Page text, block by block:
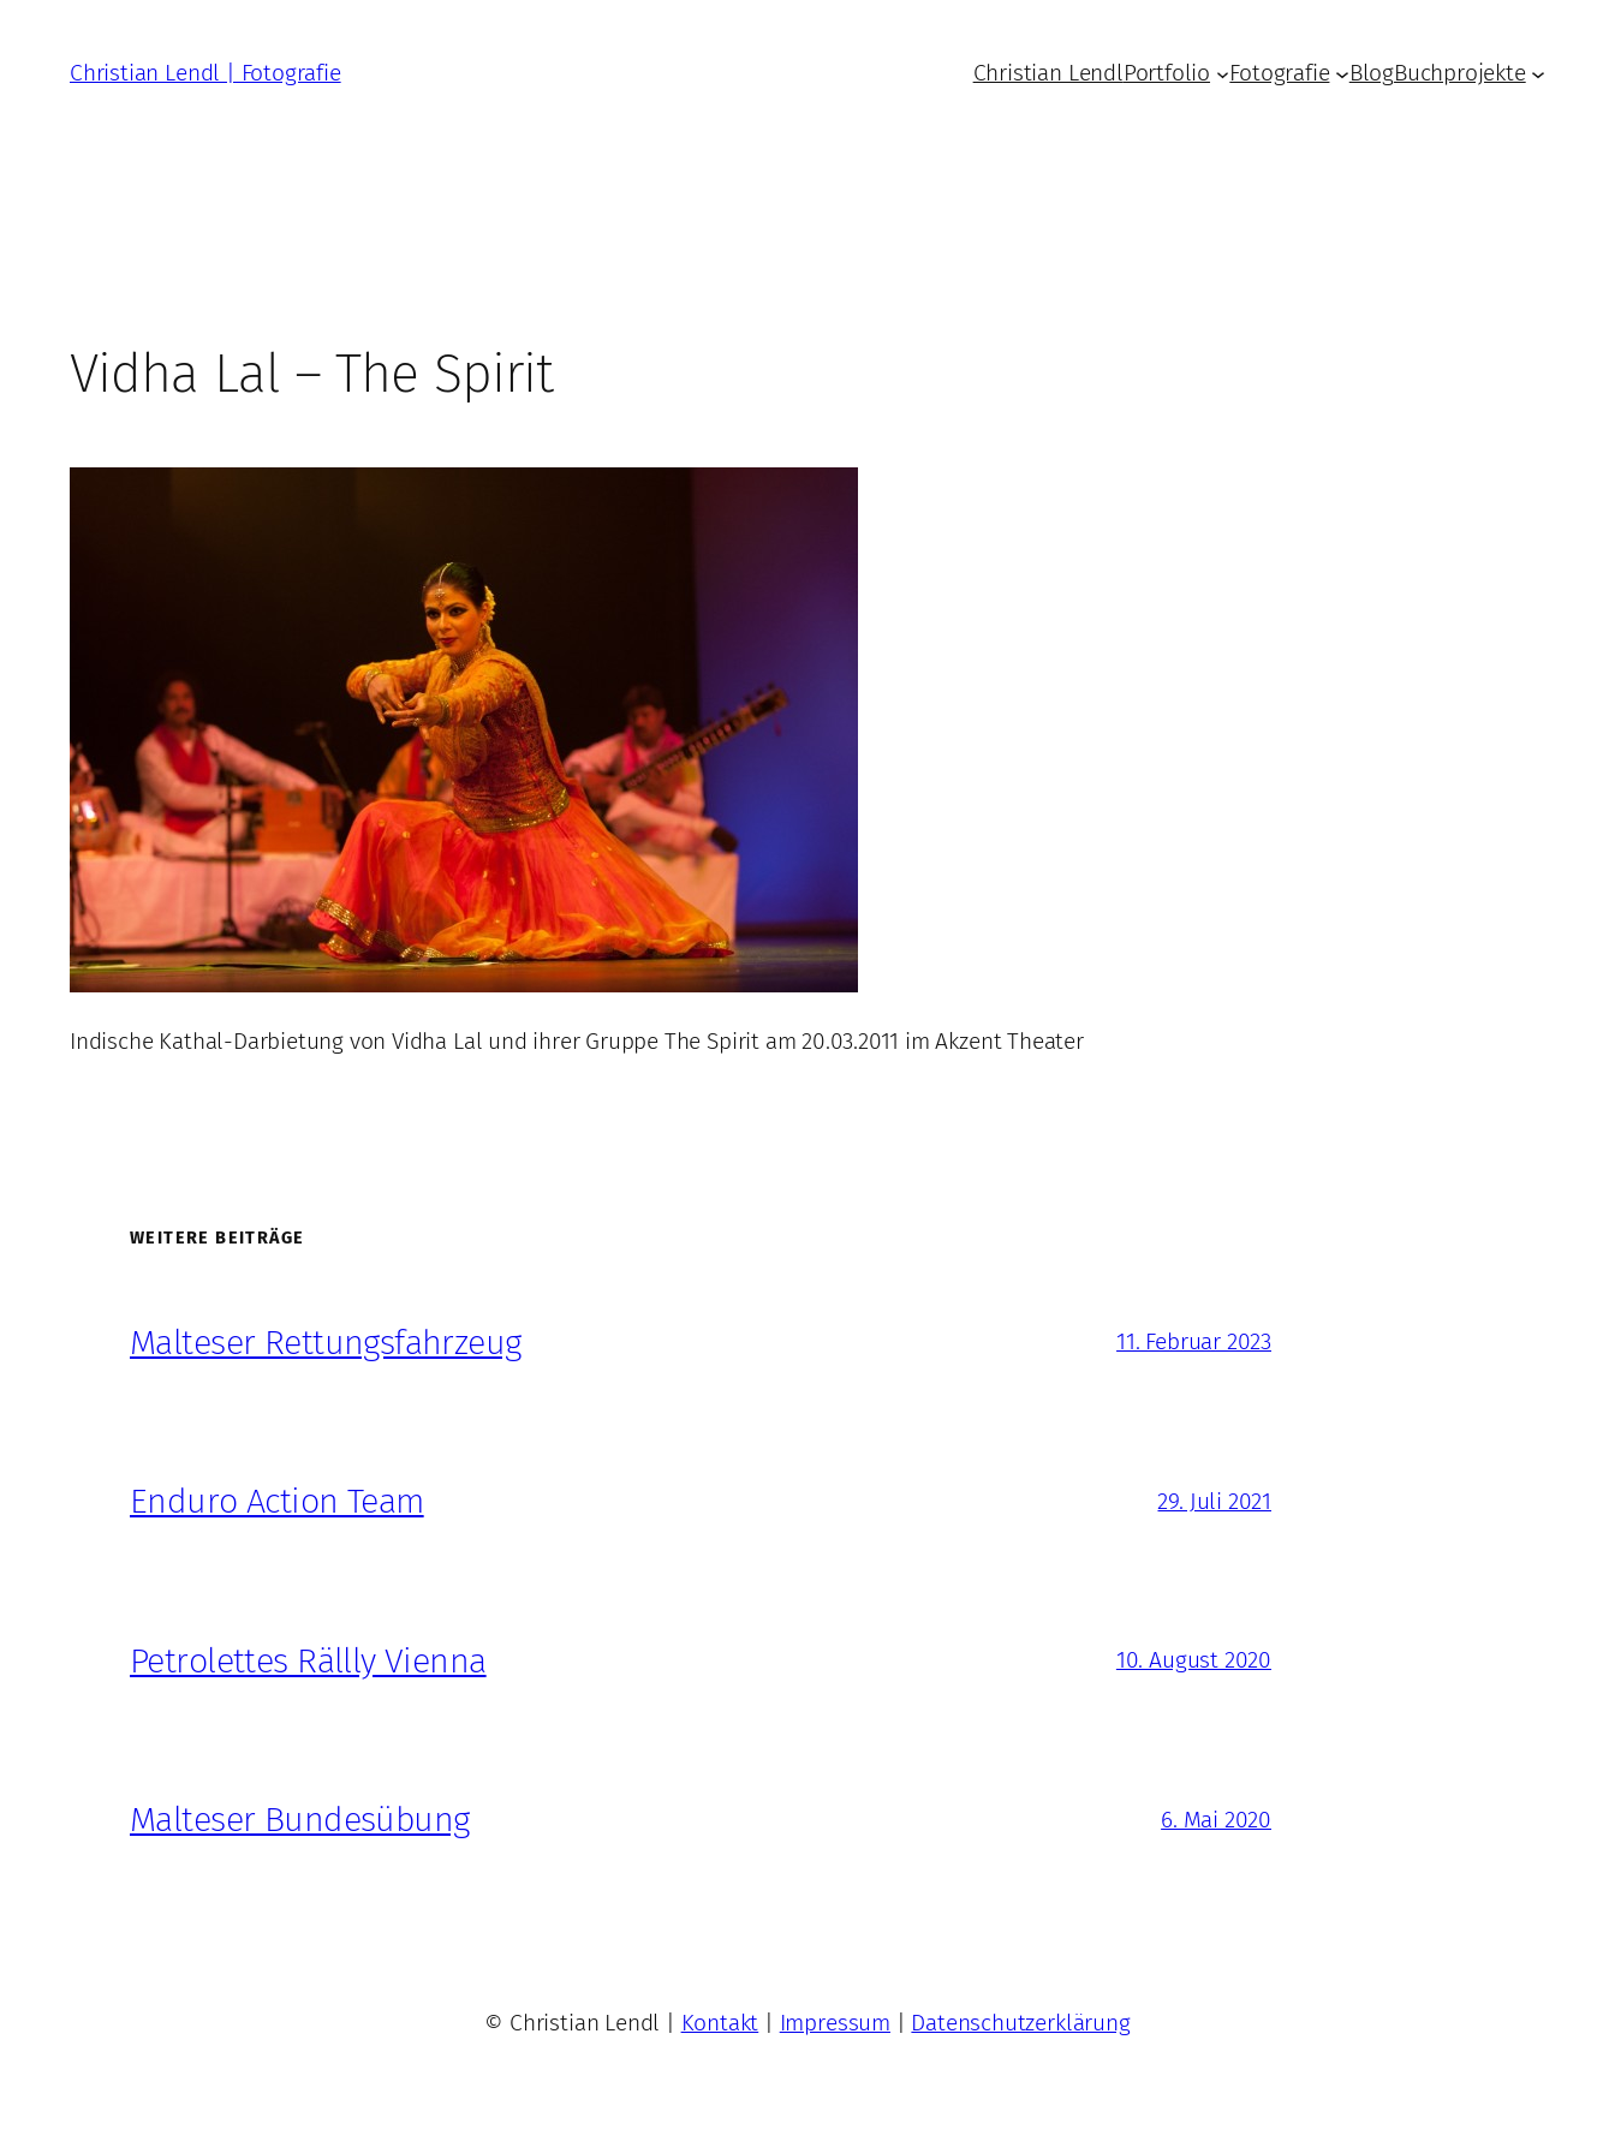
springen
Christian Lendl | Fotografie Christian LendlPortfolio Fotografie BlogBuchprojekte
Vidha Lal – The Spirit
Indische Kathal-Darbietung von Vidha Lal und ihrer Gruppe The Spirit am 20.03.2011 im Akzent Theater
WEITERE BEITRÄGE
Malteser Rettungsfahrzeug 11. Februar 2023
Enduro Action Team 29. Juli 2021
Petrolettes Rällly Vienna 10. August 2020
Malteser Bundesübung 6. Mai 2020
© Christian Lendl | Kontakt Impressum Datenschutzerklärung